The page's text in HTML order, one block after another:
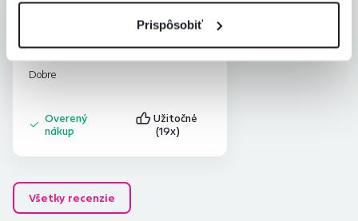
Prispôsobiť
Slovensko
4.4 hviezdičky
Dobre
Overený
nákup
Užitočné
(19x)
Všetky recenzie